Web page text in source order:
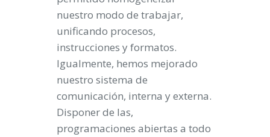
nuestro modo de trabajar,
unificando procesos,
instrucciones y formatos.
Igualmente, hemos mejorado
nuestro sistema de
comunicación, interna y externa.
Disponer de las,
programaciones abiertas a todo